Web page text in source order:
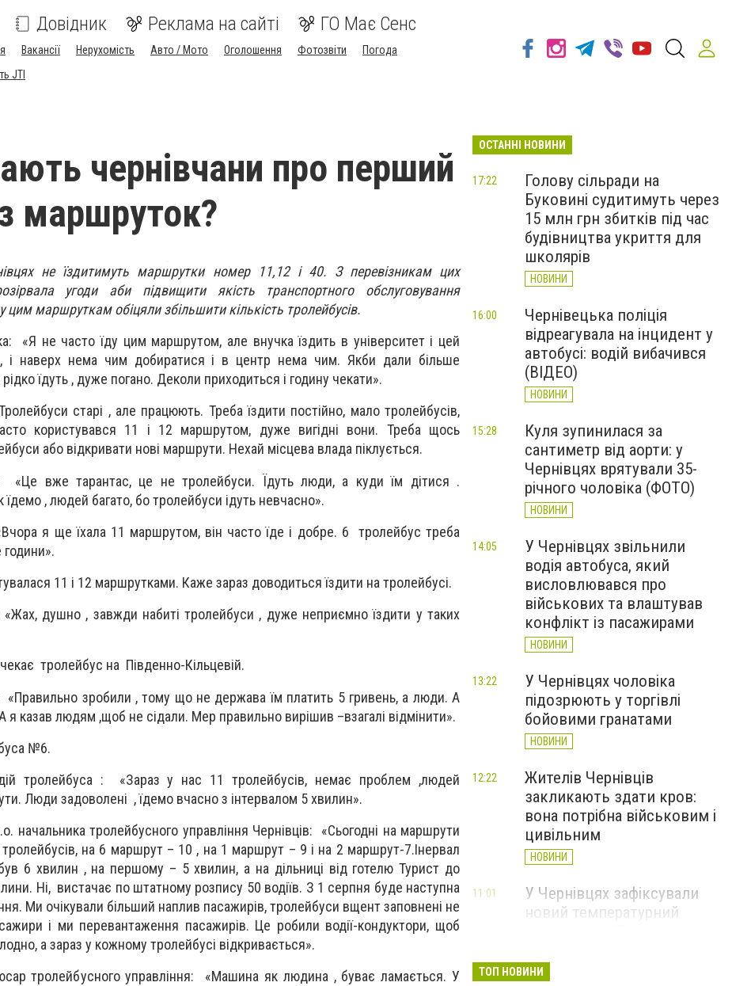
Довідник Реклама на сайті ГО Має Сенс
Вакансії Нерухомість Авто / Мото Оголошення Фотозвіти
Погода
JTI
чернівчани про перший
маршруток?
не їздитимуть маршрутки номер 11,12 і 40. З перевізникам цих
угоди аби підвищити якість транспортного обслуговування
цим маршруткам обіцяли збільшити кількість тролейбусів.
«Я не часто їду цим маршрутом, але внучка їздить в університет і цей
і наверх нема чим добиратися і в центр нема чим. Якби дали більше
їдуть , дуже погано. Деколи приходиться і годину чекати».
старі , але працюють. Треба їздити постійно, мало тролейбусів,
користувався 11 і 12 маршрутом, дуже вигідні вони. Треба щось
або відкривати нові маршрути. Нехай місцева влада піклується.
«Це вже тарантас, це не тролейбуси. Їдуть люди, а куди їм дітися .
їдемо , людей багато, бо тролейбуси ідуть невчасно».
я ще їхала 11 маршрутом, він часто їде і добре. 6 тролейбус треба
години».
11 і 12 маршрутками. Каже зараз доводиться їздити на тролейбусі.
«Жах, душно , завжди набиті тролейбуси , дуже неприємно їздити у таких
тролейбус на Південно-Кільцевій.
«Правильно зробили , тому що не держава їм платить 5 гривень, а люди. А
казав людям ,щоб не сідали. Мер правильно вирішив –взагалі відмінити».
№6.
тролейбуса : «Зараз у нас 11 тролейбусів, немає проблем ,людей
Люди задоволені , їдемо вчасно з інтервалом 5 хвилин».
начальника тролейбусного управління Чернівців: «Сьогодні на маршрути
тролейбусів, на 6 маршрут – 10 , на 1 маршрут – 9 і на 2 маршрут-7.Інервал
6 хвилин , на першому – 5 хвилин, а на дільниці від готелю Турист до
Ні, вистачає по штатному розпису 50 водіїв. З 1 серпня буде наступна
Ми очікували більший наплив пасажирів, тролейбуси вщент заповнені не
і ми перевантаження пасажирів. Це робили водії-кондуктори, щоб
а зараз у кожному тролейбусі відкривається».
тролейбусного управління: «Машина як людина , буває ламається. У
ОСТАННІ НОВИНИ
Голову сільради на
Буковині судитимуть через
15 млн грн збитків під час
будівництва укриття для
школярів
НОВИНИ
17:22
Чернівецька поліція
відреагувала на інцидент у
автобусі: водій вибачився
(ВІДЕО)
НОВИНИ
16:00
Куля зупинилася за
сантиметр від аорти: у
Чернівцях врятували 35-
річного чоловіка (ФОТО)
НОВИНИ
15:28
У Чернівцях звільнили
водія автобуса, який
висловлювався про
військових та влаштував
конфлікт із пасажирами
НОВИНИ
14:05
У Чернівцях чоловіка
підозрюють у торгівлі
бойовими гранатами
НОВИНИ
13:22
Жителів Чернівців
закликають здати кров:
вона потрібна військовим і
цивільним
НОВИНИ
12:22
У Чернівцях зафіксували
новий температурний
11:01
ТОП НОВИНИ